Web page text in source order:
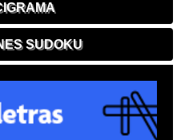
SUDOKU